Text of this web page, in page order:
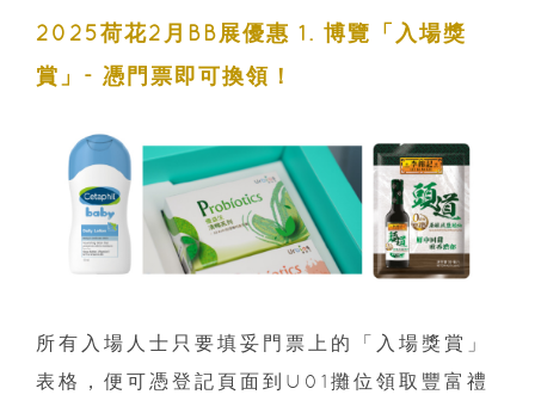
2025荷花2月BB展優惠 1. 博覽「入場獎
賞」- 憑門票即可換領！
所有入場人士只要填妥門票上的「入場獎賞」
表格，便可憑登記頁面到U01攤位領取豐富禮